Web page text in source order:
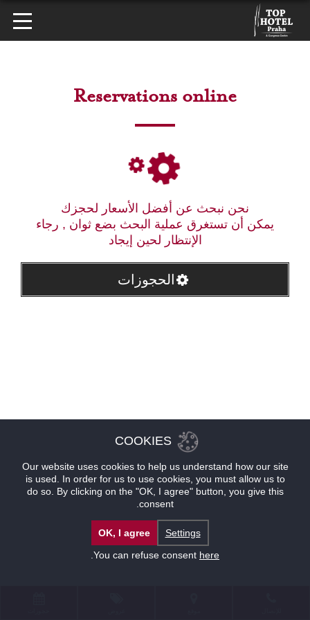
Reservations online
نحن نبحث عن أفضل الأسعار لحجزك
يمكن أن تستغرق عملية البحث بضع ثوان , رجاء
الإنتظار لحين إيجاد
الحجوزات
COOKIES
Our website uses cookies to help us understand how our site
is used. In order for us to use cookies, you must allow us to
do so. By clicking on the "OK, I agree" button, you give this
consent.
Settings
OK, I agree
You can refuse consent here
.